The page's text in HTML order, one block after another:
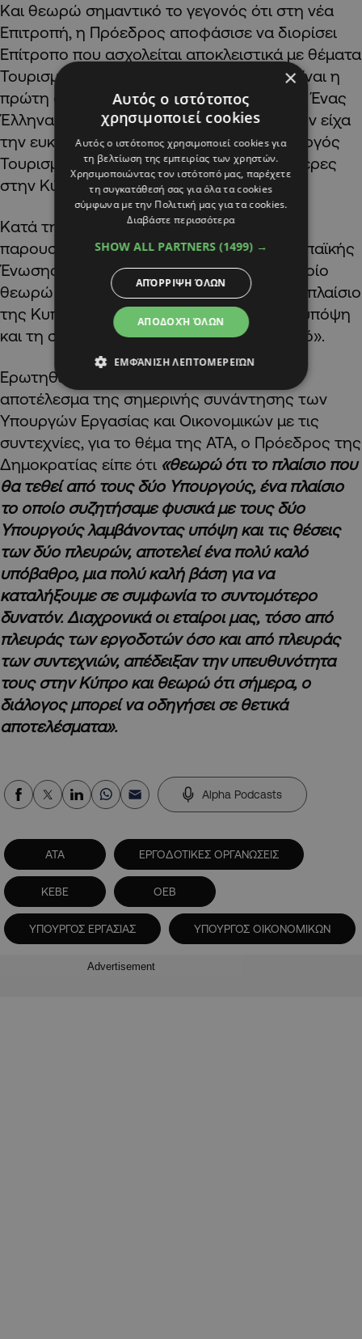
Και θεωρώ σημαντικό το γεγονός ότι στη νέα
Επιτροπή, η Πρόεδρος αποφάσισε να διορίσει
Επίτροπο που ασχολείται αποκλειστικά με θέματα
Τουρισμού. Δεν υπήρχε προηγουμένως, είναι η
πρώτη φορά στην Ιστορία της Επιτροπής. Ένας
Έλληνας επίτροπος, μάλιστα, με τον οποίον είχα
την ευκαιρία, τόσο εγώ όσο και ο Υφυπουργός
Τουρισμού, να συναντηθούμε πριν λίγες μέρες
στην Κύπρο.
Κατά τη διάρκεια της Προεδρίας μας θα
παρουσιαστεί και η στρατηγική της Ευρωπαϊκής
Ένωσης για τον Τουρισμό. Είναι κάτι το οποίο
θεωρώ ευτυχή συγκυρία που θα γίνει στο πλαίσιο
της Κυπριακής Προεδρίας, λαμβάνοντας υπόψη
και τη σημασία που δίνουμε στον Τουρισμό».
Ερωτηθείς πόσο αισιόδοξος είναι για το
αποτέλεσμα της σημερινής συνάντησης των
Υπουργών Εργασίας και Οικονομικών με τις
συντεχνίες, για το θέμα της ΑΤΑ, ο Πρόεδρος της
Δημοκρατίας είπε ότι «θεωρώ ότι το πλαίσιο που
θα τεθεί από τους δύο Υπουργούς, ένα πλαίσιο
το οποίο συζητήσαμε φυσικά με τους δύο
Υπουργούς λαμβάνοντας υπόψη και τις θέσεις
των δύο πλευρών, αποτελεί ένα πολύ καλό
υπόβαθρο, μια πολύ καλή βάση για να
καταλήξουμε σε συμφωνία το συντομότερο
δυνατόν. Διαχρονικά οι εταίροι μας, τόσο από
πλευράς των εργοδοτών όσο και από πλευράς
των συντεχνιών, απέδειξαν την υπευθυνότητα
τους στην Κύπρο και θεωρώ ότι σήμερα, ο
διάλογος μπορεί να οδηγήσει σε θετικά
αποτελέσματα».
Alpha Podcasts
ΑΤΑ ΕΡΓΟΔΟΤΙΚΕΣ ΟΡΓΑΝΩΣΕΙΣ
ΚΕΒΕ ΟΕΒ
ΥΠΟΥΡΓΟΣ ΕΡΓΑΣΙΑΣ ΥΠΟΥΡΓΟΣ ΟΙΚΟΝΟΜΙΚΩΝ
Advertisement
×
Αυτός ο ιστότοπος
χρησιμοποιεί cookies
Αυτός ο ιστότοπος χρησιμοποιεί cookies για
τη βελτίωση της εμπειρίας των χρηστών.
Χρησιμοποιώντας τον ιστότοπό μας, παρέχετε
τη συγκατάθεσή σας για όλα τα cookies
σύμφωνα με την Πολιτική μας για τα cookies.
Διαβάστε περισσότερα
SHOW ALL PARTNERS (1499) →
ΑΠΟΔΟΧΉ ΌΛΩΝ
ΑΠΌΡΡΙΨΗ ΌΛΩΝ
ΕΜΦΆΝΙΣΗ ΛΕΠΤΟΜΕΡΕΙΏΝ